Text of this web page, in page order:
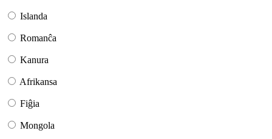
Islanda
Romanĉa
Kanura
Afrikansa
Fiĝia
Mongola